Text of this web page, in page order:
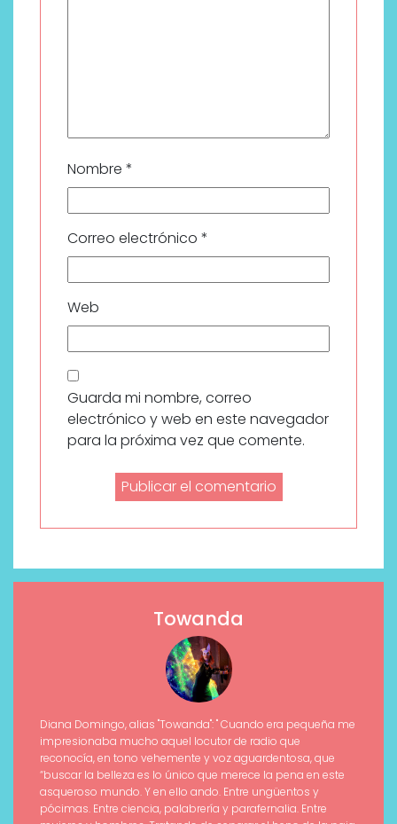
Nombre *
Correo electrónico *
Web
Guarda mi nombre, correo
electrónico y web en este navegador
para la próxima vez que comente.
Towanda
Diana Domingo, alias "Towanda": " Cuando era pequeña me
impresionaba mucho aquel locutor de radio que
reconocía, en tono vehemente y voz aguardentosa, que
“buscar la belleza es lo único que merece la pena en este
asqueroso mundo. Y en ello ando. Entre ungüentos y
pócimas. Entre ciencia, palabrería y parafernalia. Entre